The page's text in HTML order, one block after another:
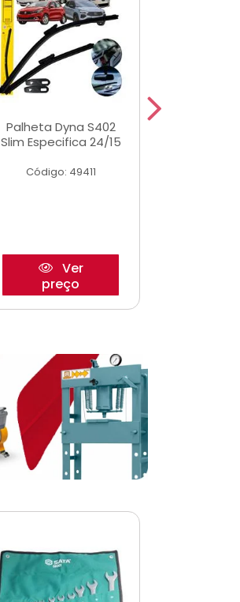
Palheta Dyna S402
Slim Especifica 24/15
Código: 49411
Ver
preço